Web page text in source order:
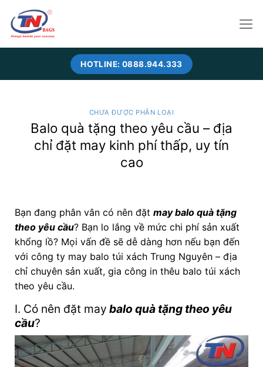
content
HOTLINE: 0888.944.333
CHƯA ĐƯỢC PHÂN LOẠI
Balo quà tặng theo yêu cầu – địa
chỉ đặt may kinh phí thấp, uy tín
cao
Bạn đang phân vân có nên đặt may balo quà tặng
theo yêu cầu? Bạn lo lắng về mức chi phí sản xuất
khổng lồ? Mọi vấn đề sẽ dễ dàng hơn nếu bạn đến
với công ty may balo túi xách Trung Nguyên – địa
chỉ chuyên sản xuất, gia công in thêu balo túi xách
theo yêu cầu.
I. Có nên đặt may balo quà tặng theo yêu
cầu?